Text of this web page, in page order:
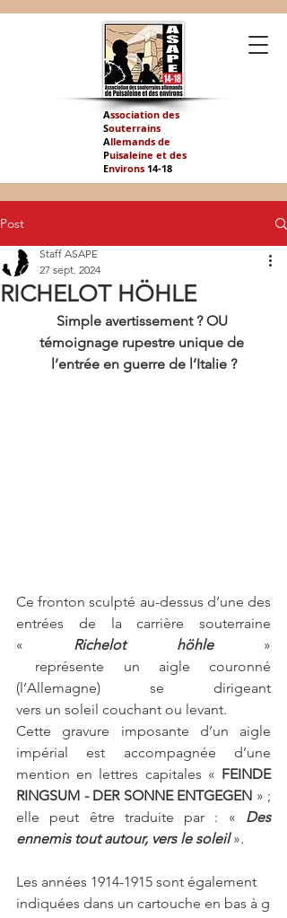
Association des
Souterrains
Allemands de
Puisaleine et des
Environs 14-18
Post
RICHELOT HÖHLE
Staff ASAPE
27 sept. 2024
Simple avertissement ? OU
témoignage rupestre unique de
l’entrée en guerre de l’Italie ?
Ce fronton sculpté au-dessus d’une des
entrées de la carrière souterraine
« Richelot höhle
»
représente un aigle couronné
(l’Allemagne) se dirigeant
vers un soleil couchant ou levant.
Cette gravure imposante d’un aigle
impérial est accompagnée d’une
mention en lettres capitales « FEINDE
RINGSUM - DER SONNE ENTGEGEN » ;
elle peut être traduite par : «
Des
ennemis tout autour, vers le soleil ».
Les années 1914-1915 sont également
indiquées dans un cartouche en bas à g